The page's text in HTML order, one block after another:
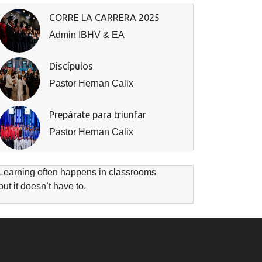
CORRE LA CARRERA 2025
Admin IBHV & EA
Discípulos
Pastor Hernan Calix
Prepárate para triunfar
Pastor Hernan Calix
often happens in classrooms
it doesn’t have to.